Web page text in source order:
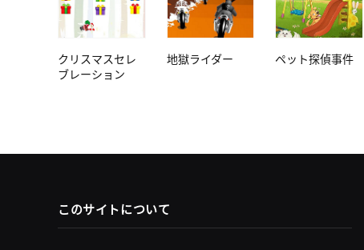
クリスマスセレ
ブレーション
地獄ライダー ペット探偵事件
このサイトについて